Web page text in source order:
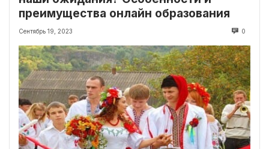
преимущества онлайн образования
Сентябрь 19, 2023 0